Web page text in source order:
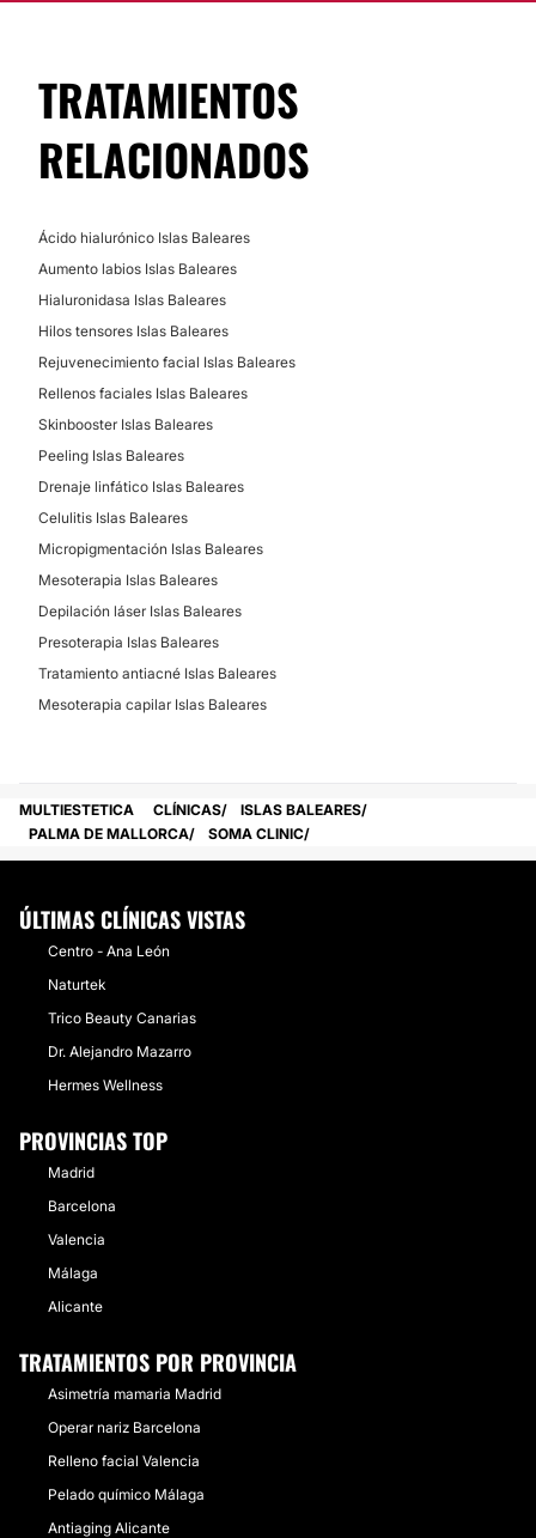
TRATAMIENTOS
RELACIONADOS
Ácido hialurónico Islas Baleares
Aumento labios Islas Baleares
Hialuronidasa Islas Baleares
Hilos tensores Islas Baleares
Rejuvenecimiento facial Islas Baleares
Rellenos faciales Islas Baleares
Skinbooster Islas Baleares
Peeling Islas Baleares
Drenaje linfático Islas Baleares
Celulitis Islas Baleares
Micropigmentación Islas Baleares
Mesoterapia Islas Baleares
Depilación láser Islas Baleares
Presoterapia Islas Baleares
Tratamiento antiacné Islas Baleares
Mesoterapia capilar Islas Baleares
MULTIESTETICA CLÍNICAS
ISLAS BALEARES
PALMA DE MALLORCA
SOMA CLINIC
ÚLTIMAS CLÍNICAS VISTAS
Centro - Ana León
Naturtek
Trico Beauty Canarias
Dr. Alejandro Mazarro
Hermes Wellness
PROVINCIAS TOP
Madrid
Barcelona
Valencia
Málaga
Alicante
TRATAMIENTOS POR PROVINCIA
Asimetría mamaria Madrid
Operar nariz Barcelona
Relleno facial Valencia
Pelado químico Málaga
Antiaging Alicante